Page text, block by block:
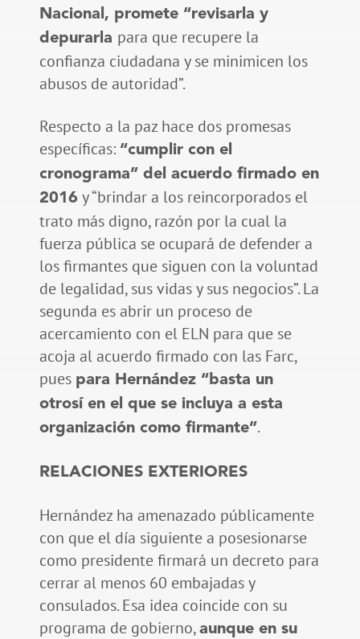
Nacional, promete “revisarla y
depurarla para que recupere la
confianza ciudadana y se minimicen los
abusos de autoridad”.
Respecto a la paz hace dos promesas
específicas: “cumplir con el
cronograma” del acuerdo firmado en
2016 y “brindar a los reincorporados el
trato más digno, razón por la cual la
fuerza pública se ocupará de defender a
los firmantes que siguen con la voluntad
de legalidad, sus vidas y sus negocios”. La
segunda es abrir un proceso de
acercamiento con el ELN para que se
acoja al acuerdo firmado con las Farc,
pues para Hernández “basta un
otrosí en el que se incluya a esta
organización como firmante”.
RELACIONES EXTERIORES
Hernández ha amenazado públicamente
con que el día siguiente a posesionarse
como presidente firmará un decreto para
cerrar al menos 60 embajadas y
consulados. Esa idea coincide con su
programa de gobierno, aunque en su